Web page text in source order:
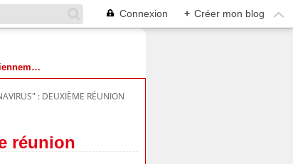
Connexion + Créer mon blog
Suivez-nous sur X (anciennement Twitter)
: DEUXIÈME RÉUNION
réunion